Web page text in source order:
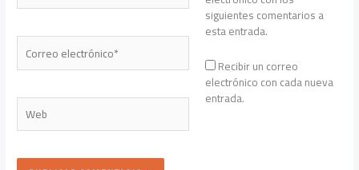
Correo
electrónico*
Web
siguientes comentarios a
esta entrada.
Recibir un correo
electrónico con cada nueva
entrada.